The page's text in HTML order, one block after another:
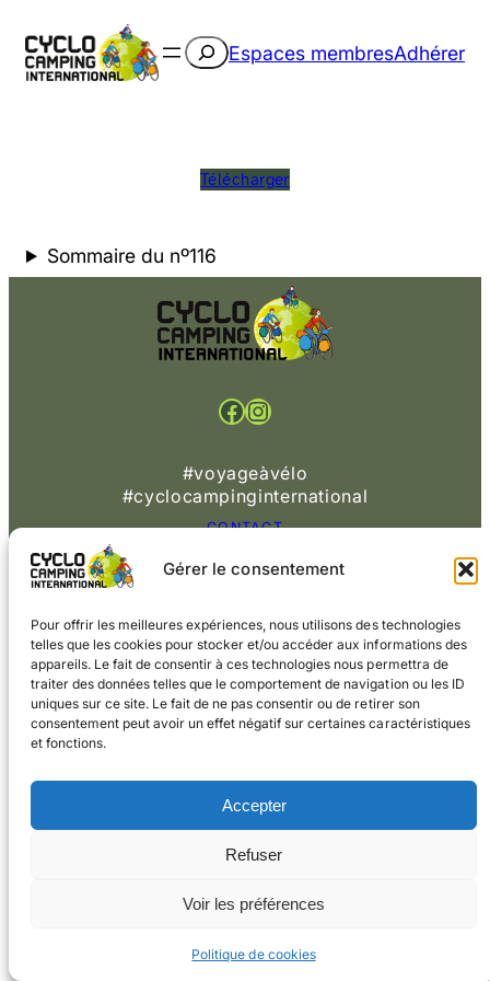
Gérer le consentement
Pour offrir les meilleures expériences, nous utilisons des technologies
telles que les cookies pour stocker et/ou accéder aux informations des
appareils. Le fait de consentir à ces technologies nous permettra de
traiter des données telles que le comportement de navigation ou les ID
uniques sur ce site. Le fait de ne pas consentir ou de retirer son
consentement peut avoir un effet négatif sur certaines caractéristiques
et fonctions.
Accepter
Refuser
Voir les préférences
Politique de cookies
Rechercher
Espaces membresAdhérer
Télécharger
Sommaire du nº116
Facebook Instagram
#voyageàvélo
#cyclocampinginternational
CONTACT
© 2026 Cyclo
Camping International
Cookies Mentions légales